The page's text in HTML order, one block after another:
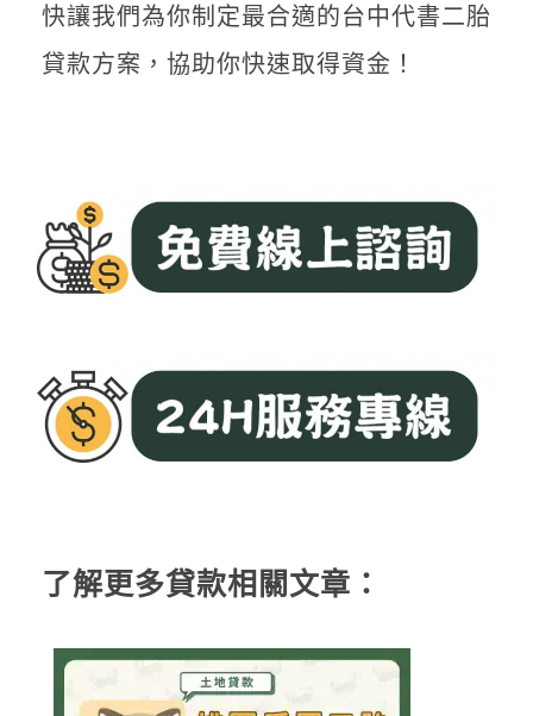
快讓我們為你制定最合適的台中代書二胎
貸款方案，協助你快速取得資金！
了解更多貸款相關文章：